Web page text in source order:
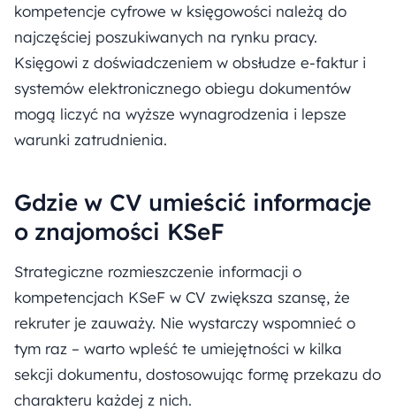
kompetencje cyfrowe w księgowości należą do
najczęściej poszukiwanych na rynku pracy.
Księgowi z doświadczeniem w obsłudze e-faktur i
systemów elektronicznego obiegu dokumentów
mogą liczyć na wyższe wynagrodzenia i lepsze
warunki zatrudnienia.
Gdzie w CV umieścić informacje
o znajomości KSeF
Strategiczne rozmieszczenie informacji o
kompetencjach KSeF w CV zwiększa szansę, że
rekruter je zauważy. Nie wystarczy wspomnieć o
tym raz – warto wpleść te umiejętności w kilka
sekcji dokumentu, dostosowując formę przekazu do
charakteru każdej z nich.